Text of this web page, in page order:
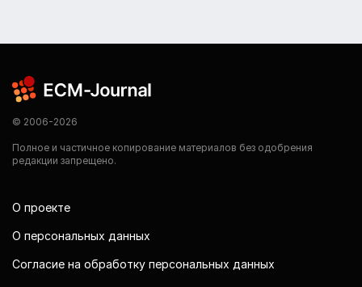
© 2006-2026
Полное и частичное копирование материалов без одобрения
редакции запрещено.
О проекте
О персональных данных
Согласие на обработку персональных данных